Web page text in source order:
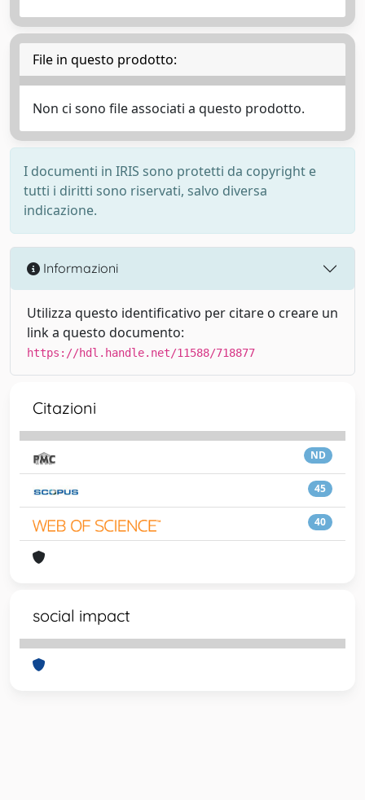
File in questo prodotto:
Non ci sono file associati a questo prodotto.
I documenti in IRIS sono protetti da copyright e
tutti i diritti sono riservati, salvo diversa
indicazione.
Informazioni
Utilizza questo identificativo per citare o creare un
link a questo documento:
https://hdl.handle.net/11588/718877
Citazioni
ND
45
40
social impact